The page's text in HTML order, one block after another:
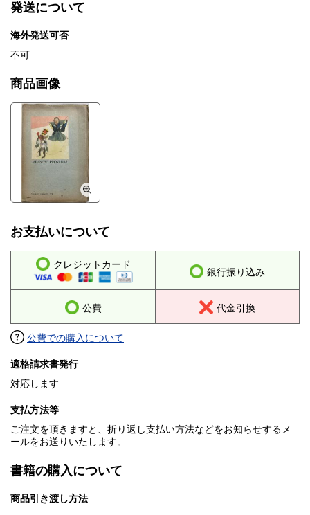
発送について
海外発送可否
不可
商品画像
お支払いについて
クレジットカード
銀行振り込み
公費 代金引換
公費での購入について
適格請求書発行
対応します
支払方法等
ご注文を頂きますと、折り返し支払い方法などをお知らせするメ
ールをお送りいたします。
書籍の購入について
商品引き渡し方法